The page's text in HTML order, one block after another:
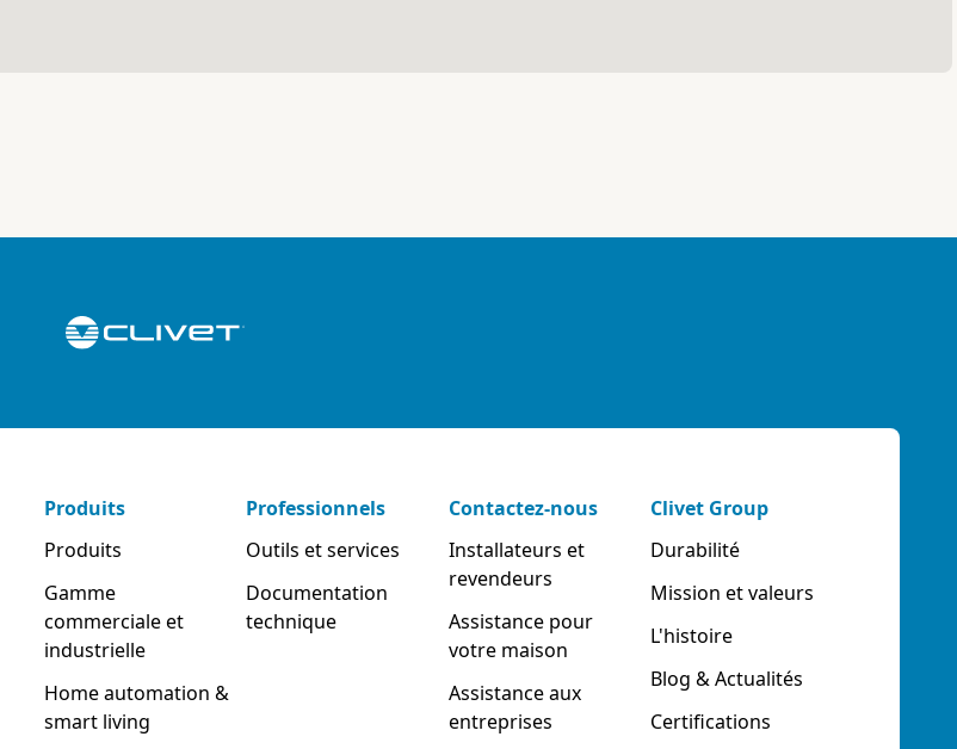
Produits
Produits
Gamme
commerciale et
industrielle
Home automation &
smart living
Professionnels
Outils et services
Documentation
technique
Contactez-nous
Installateurs et
revendeurs
Assistance pour
votre maison
Assistance aux
entreprises
Clivet Group
Durabilité
Mission et valeurs
L'histoire
Blog & Actualités
Certifications